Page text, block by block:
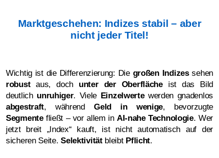
Marktgeschehen: Indizes stabil – aber
nicht jeder Titel!
Wichtig ist die Differenzierung: Die großen Indizessehen
robustaus, doch unter der Oberflächeist das Bild
deutlich unruhiger. Viele Einzelwertewerden gnadenlos
abgestraft, währendGeld in wenige, bevorzugte
Segmentefließt – vor allem in AI-nahe Technologie. Wer
jetzt breit „Index“ kauft, ist nicht automatisch auf der
sicheren Seite.Selektivitätbleibt Pflicht.